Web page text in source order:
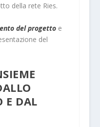
della rete Ries.
del progettoe
del
E DAL